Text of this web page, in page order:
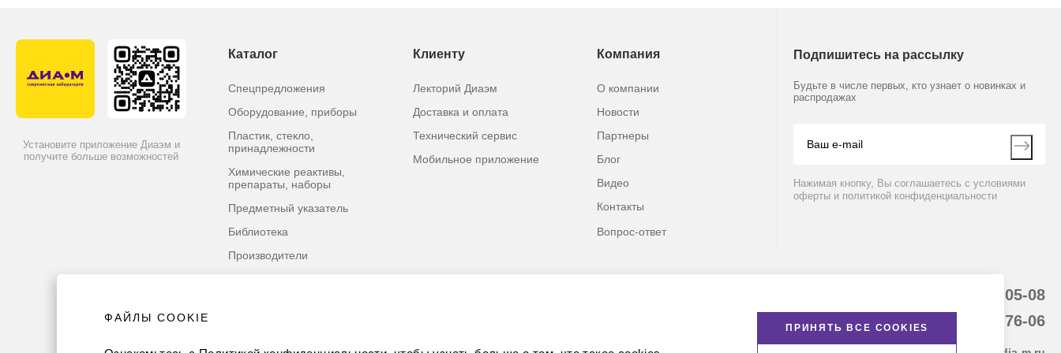
Установите приложение Диаэм и
получите больше возможностей
Каталог
Спецпредложения
Оборудование, приборы
Пластик, стекло,
принадлежности
Химические реактивы,
препараты, наборы
Предметный указатель
Библиотека
Производители
Клиенту
Лекторий Диаэм
Доставка и оплата
Технический сервис
Мобильное приложение
Компания
О компании
Новости
Партнеры
Блог
Видео
Контакты
Вопрос-ответ
Подпишитесь на рассылку
Будьте в числе первых, кто узнает о новинках и
распродажах
Нажимая кнопку, Вы соглашаетесь с условиями
оферты и политикой конфиденциальности
8 (800) 234-05-08
+7 (912) 658-76-06
ФАЙЛЫ COOKIE
ПРИНЯТЬ ВСЕ COOKIES